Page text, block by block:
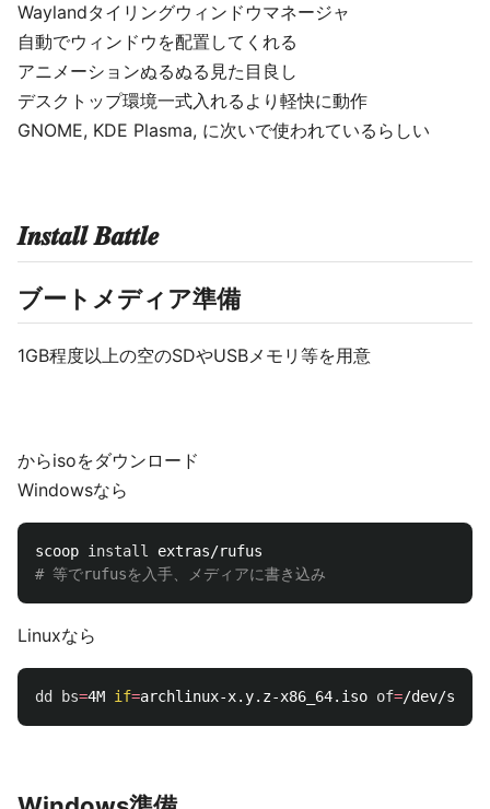
Waylandタイリングウィンドウマネージャ
自動でウィンドウを配置してくれる
アニメーションぬるぬる見た目良し
デスクトップ環境一式入れるより軽快に動作
GNOME, KDE Plasma, に次いで使われているらしい
𝑰𝒏𝒔𝒕𝒂𝒍𝒍 𝑩𝒂𝒕𝒕𝒍𝒆
ブートメディア準備
1GB程度以上の空のSDやUSBメモリ等を用意
からisoをダウンロード
Windowsなら
scoop install
# 等でrufusを入手、メディアに書き込み
Linuxなら
dd bs=4M if=archlinux-x.y.z-x86_64.iso of=/dev/sdx